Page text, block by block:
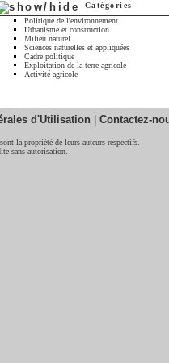
Catégories
Politique de l'environnement
Urbanisme et construction
Milieu naturel
Sciences naturelles et appliquées
Cadre politique
Exploitation de la terre agricole
Activité agricole
d'Utilisation | Contactez-
la propriété de leurs auteurs respectifs.
sans autorisation.